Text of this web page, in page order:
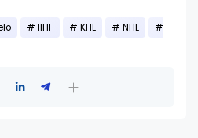
IIHF KHL
NHL